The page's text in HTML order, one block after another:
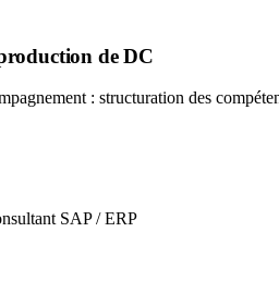
de DC
: structuration des
SAP / ERP